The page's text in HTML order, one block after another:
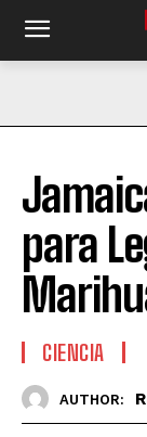
para
CIENCIA
AUTHOR: